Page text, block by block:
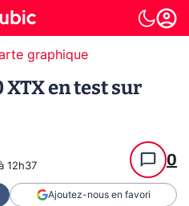
graphique
XTX en test sur
12h37 0
Ajoutez-nous en favori